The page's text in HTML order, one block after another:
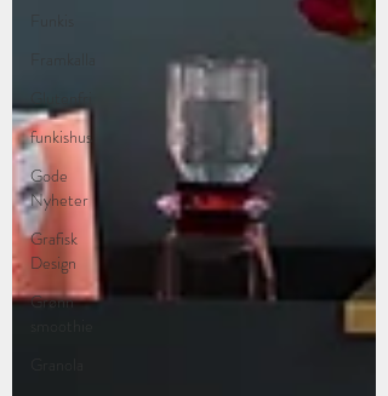
Glutenfri
funkishus
Gode
Nyheter
Grafisk
Design
Grønn